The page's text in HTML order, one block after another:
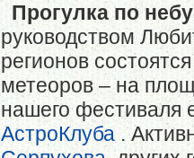
Прогулка по
руководством
регионов
метеоров – на
нашего фестиваля
АстроКлуба .